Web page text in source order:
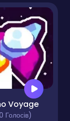
Voyage
Голосів)